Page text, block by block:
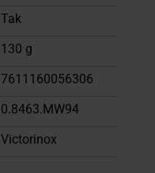
Tak
130 g
7611160056306
0.8463.MW94
Victorinox